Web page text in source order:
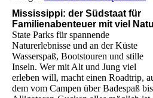
Mississippi: der Südstaat für
Familienabenteuer mit viel
State Parks für spannende
Naturerlebnisse und an der Küste
Wasserspaß, Bootstouren und stille
Inseln. Wer mit Alt und Jung viel
erleben will, macht einen Roadtrip,
dem vom Campen über Badespaß bis